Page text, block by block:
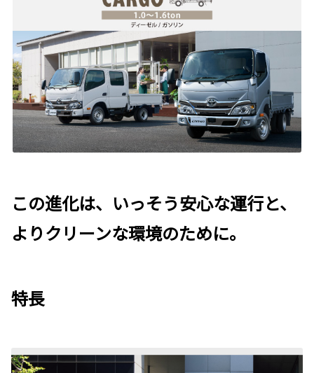
この進化は、いっそう安心な運行と、
よりクリーンな環境のために。
特長